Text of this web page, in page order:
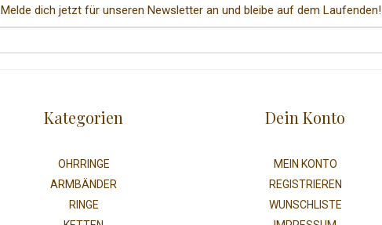
Melde dich jetzt für unseren Newsletter an und bleibe auf dem Laufenden!
Kategorien
OHRRINGE
ARMBÄNDER
RINGE
Dein Konto
MEIN KONTO
REGISTRIEREN
WUNSCHLISTE